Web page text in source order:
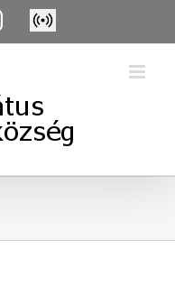
Instagram
Élő
közvetítés